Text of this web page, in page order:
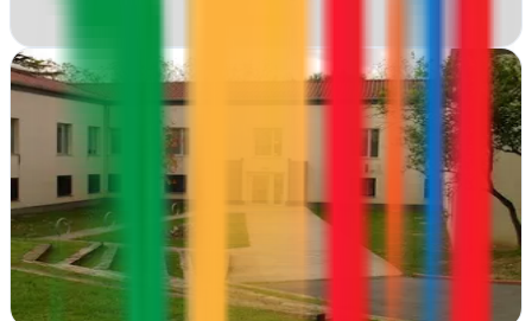
Ver ficha
NireWeb | Diseño web y Posicionamiento SEO
Bilbao, Vizcaya
Diseño web y SEO en Bilbao para que tu negocio destaque en
buscadores. Sitios rápidos, intuitivos y orientados a conversiones
desde el corazón de Vizcaya
Ver ficha completa